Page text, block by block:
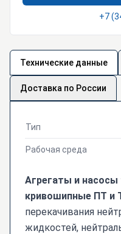
+7
Технические данные
Доставка по России
Тип
Рабочая среда
Агрегаты и
кривошипные ПТ и
перекачивания
жидкостей,